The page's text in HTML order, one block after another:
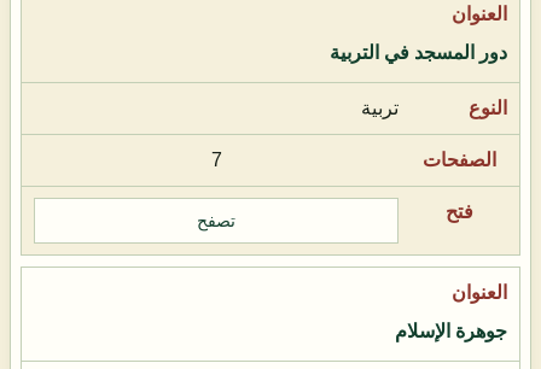
دور المسجد في التربية
تربية
7
تصفح
جوهرة الإسلام